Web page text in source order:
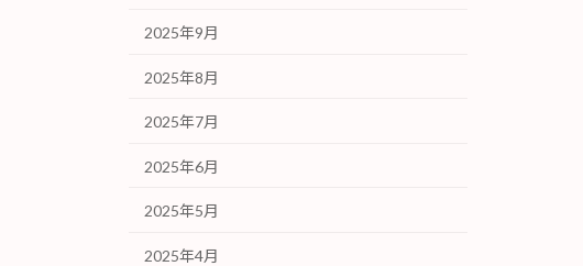
2025年9月
2025年8月
2025年7月
2025年6月
2025年5月
2025年4月